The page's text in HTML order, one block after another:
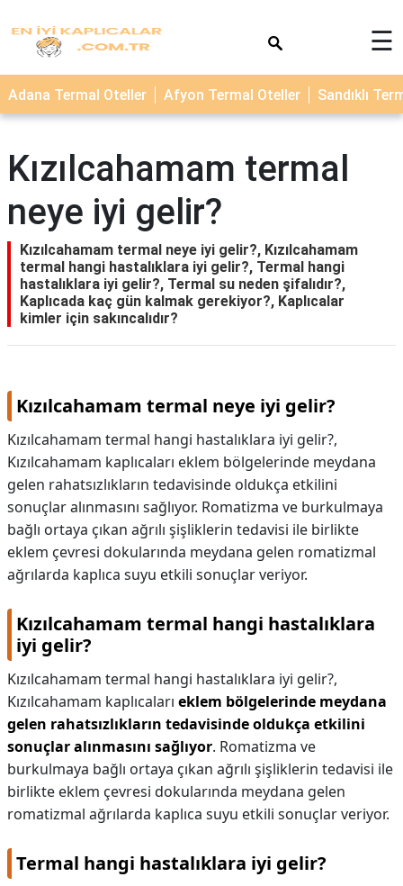
TERMAL
OTELLER
☰
Adana Termal Oteller Afyon Termal Oteller Sandıklı
Kızılcahamam termal
neye iyi gelir?
Kızılcahamam termal neye iyi gelir?, Kızılcahamam
termal hangi hastalıklara iyi gelir?, Termal hangi
hastalıklara iyi gelir?, Termal su neden şifalıdır?,
Kaplıcada kaç gün kalmak gerekiyor?, Kaplıcalar
kimler için sakıncalıdır?
Kızılcahamam termal neye iyi gelir?
Kızılcahamam termal hangi hastalıklara iyi gelir?,
Kızılcahamam kaplıcaları eklem bölgelerinde meydana
gelen rahatsızlıkların tedavisinde oldukça etkilini
sonuçlar alınmasını sağlıyor. Romatizma ve burkulmaya
bağlı ortaya çıkan ağrılı şişliklerin tedavisi ile birlikte
eklem çevresi dokularında meydana gelen romatizmal
ağrılarda kaplıca suyu etkili sonuçlar veriyor.
Kızılcahamam termal hangi hastalıklara
iyi gelir?
Kızılcahamam termal hangi hastalıklara iyi gelir?,
Kızılcahamam kaplıcaları eklem bölgelerinde meydana
gelen rahatsızlıkların tedavisinde oldukça etkilini
sonuçlar alınmasını sağlıyor. Romatizma ve
burkulmaya bağlı ortaya çıkan ağrılı şişliklerin tedavisi ile
birlikte eklem çevresi dokularında meydana gelen
romatizmal ağrılarda kaplıca suyu etkili sonuçlar veriyor.
Termal hangi hastalıklara iyi gelir?